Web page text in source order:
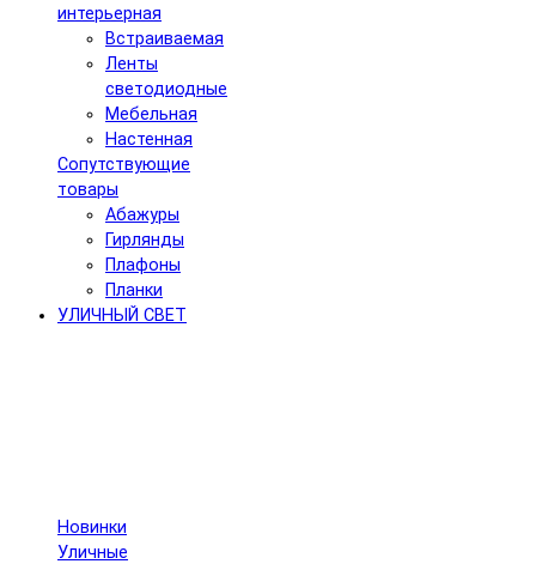
интерьерная
Встраиваемая
Ленты
светодиодные
Мебельная
Настенная
Сопутствующие
товары
Абажуры
Гирлянды
Плафоны
Планки
УЛИЧНЫЙ СВЕТ
Новинки
Уличные